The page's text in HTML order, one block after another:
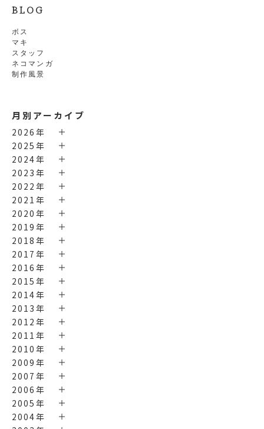
BLOG
ボス
マキ
スタッフ
ネコマンガ
制作風景
月別アーカイブ
2026年
2025年
2024年
2023年
2022年
2021年
2020年
2019年
2018年
2017年
2016年
2015年
2014年
2013年
2012年
2011年
2010年
2009年
2007年
2006年
2005年
2004年